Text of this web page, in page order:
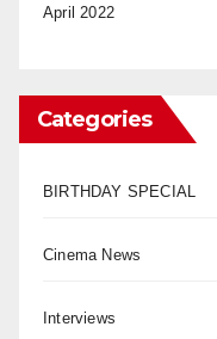
April 2022
Categories
BIRTHDAY SPECIAL
Cinema News
Interviews